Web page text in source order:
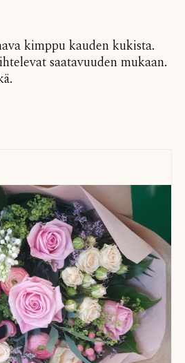
kimppu kauden kukista.
saatavuuden mukaan.